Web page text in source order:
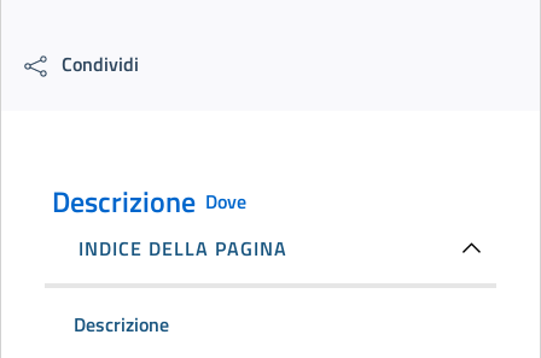
Condividi
Descrizione Dove
INDICE DELLA PAGINA
Descrizione